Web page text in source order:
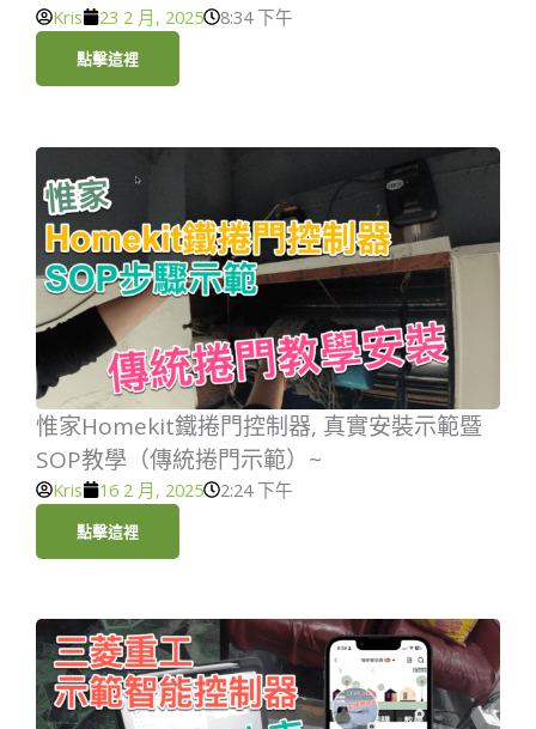
Kris 23 2 月, 2025 8:34 下午
點擊這裡
惟家Homekit鐵捲門控制器, 真實安裝示範暨
SOP教學（傳統捲門示範）~
Kris 16 2 月, 2025 2:24 下午
點擊這裡